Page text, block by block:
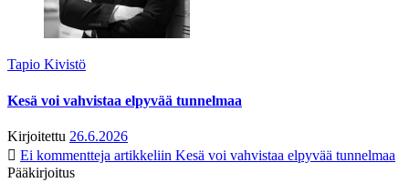
Tapio Kivistö
Kesä voi vahvistaa elpyvää tunnelmaa
Kirjoitettu 26.6.2026
Ei kommentteja artikkeliin Kesä voi vahvistaa elpyvää tunnelmaa
Pääkirjoitus